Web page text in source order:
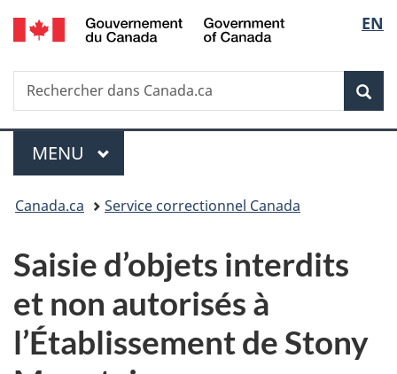
Passer
au
principal
Passer
à
Au
du
Passer
à
version
simplifiée
de
la
EN
Recherche
Rechercher
dans
Menu
MENU PRINCIPAL
Vous
ici :
Canada.ca Service correctionnel Canada
Saisie d’objets interdits
et non autorisés à
l’Établissement de Stony